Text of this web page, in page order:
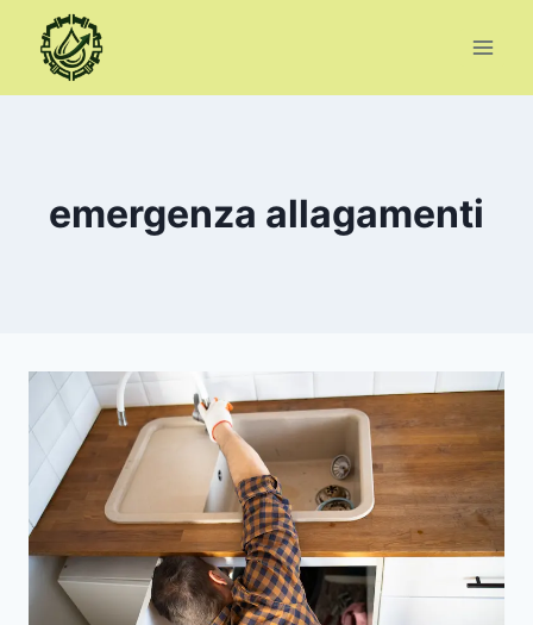
contenuto
emergenza allagamenti